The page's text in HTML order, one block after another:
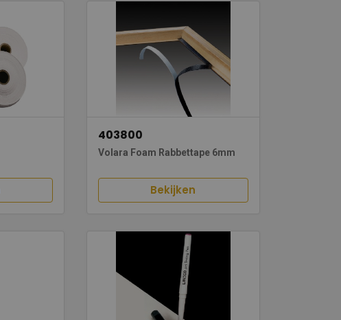
403800
Volara Foam Rabbettape 6mm
Bekijken